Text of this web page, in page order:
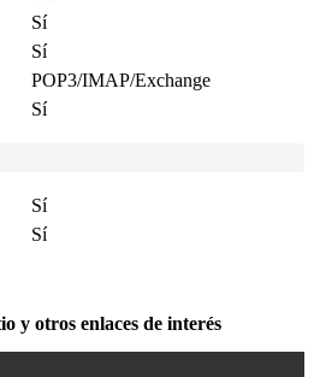
Sí
Sí
POP3/IMAP/Exchange
Sí
Sí
Sí
y otros enlaces de interés